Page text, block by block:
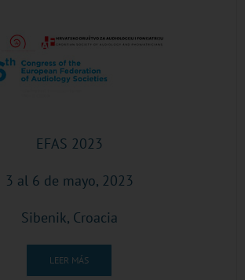
EFAS 2023
3 al 6 de mayo, 2023
Sibenik, Croacia
LEER MÁS